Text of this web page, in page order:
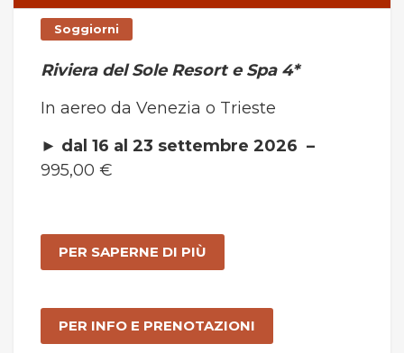
Soggiorni
Riviera del Sole Resort e Spa 4*
In aereo da Venezia o Trieste
► dal 16 al 23 settembre 2026 –
995,00 €
PER SAPERNE DI PIÙ
PER INFO E PRENOTAZIONI